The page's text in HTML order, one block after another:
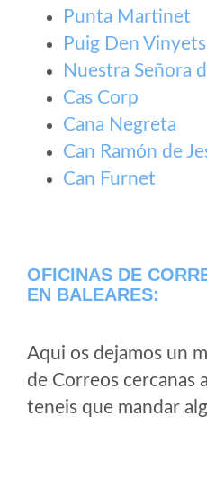
Punta Martinet
Puig Den Vinyets
Nuestra Señora
Cas Corp
Cana Negreta
Can Ramón de
Can Furnet
OFICINAS DE
EN BALEARES:
Aqui os dejamos un
de Correos cercanas
teneis que mandar